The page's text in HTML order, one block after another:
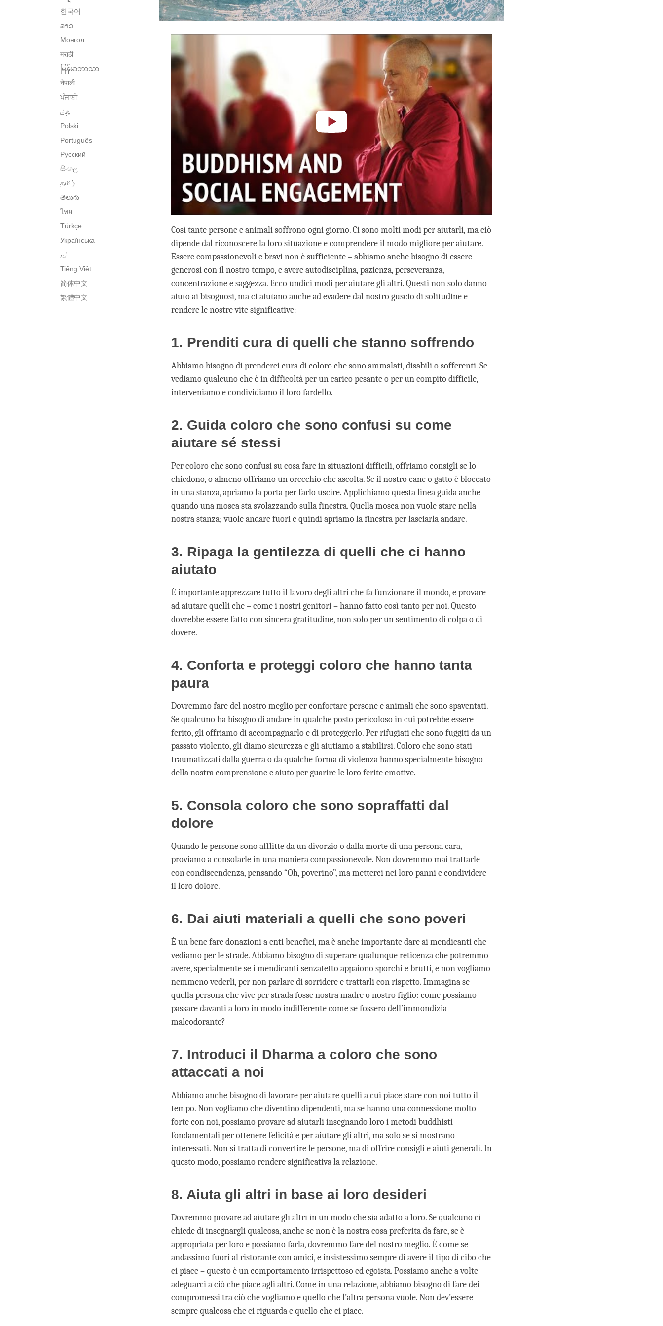
한국어
ລາວ
Монгол
मराठी
မြန်မာဘာသာ
नेपाली
ਪੰਜਾਬੀ
پنجابی
Polski
Português
Русский
සිංහල
தமிழ்
తెలుగు
ไทย
Türkçe
Українська
اُردو
Tiếng Việt
简体中文
繁體中文
Così tante persone e animali soffrono ogni giorno. Ci sono molti modi per aiutarli, ma ciò
dipende dal riconoscere la loro situazione e comprendere il modo migliore per aiutare.
Essere compassionevoli e bravi non è sufficiente – abbiamo anche bisogno di essere
generosi con il nostro tempo, e avere autodisciplina, pazienza, perseveranza,
concentrazione e saggezza. Ecco undici modi per aiutare gli altri. Questi non solo danno
aiuto ai bisognosi, ma ci aiutano anche ad evadere dal nostro guscio di solitudine e
rendere le nostre vite significative:
1. Prenditi cura di quelli che stanno soffrendo
Abbiamo bisogno di prenderci cura di coloro che sono ammalati, disabili o sofferenti. Se
vediamo qualcuno che è in difficoltà per un carico pesante o per un compito difficile,
interveniamo e condividiamo il loro fardello.
2. Guida coloro che sono confusi su come
aiutare sé stessi
Per coloro che sono confusi su cosa fare in situazioni difficili, offriamo consigli se lo
chiedono, o almeno offriamo un orecchio che ascolta. Se il nostro cane o gatto è bloccato
in una stanza, apriamo la porta per farlo uscire. Applichiamo questa linea guida anche
quando una mosca sta svolazzando sulla finestra. Quella mosca non vuole stare nella
nostra stanza; vuole andare fuori e quindi apriamo la finestra per lasciarla andare.
3. Ripaga la gentilezza di quelli che ci hanno
aiutato
È importante apprezzare tutto il lavoro degli altri che fa funzionare il mondo, e provare
ad aiutare quelli che – come i nostri genitori – hanno fatto così tanto per noi. Questo
dovrebbe essere fatto con sincera gratitudine, non solo per un sentimento di colpa o di
dovere.
4. Conforta e proteggi coloro che hanno tanta
paura
Dovremmo fare del nostro meglio per confortare persone e animali che sono spaventati.
Se qualcuno ha bisogno di andare in qualche posto pericoloso in cui potrebbe essere
ferito, gli offriamo di accompagnarlo e di proteggerlo. Per rifugiati che sono fuggiti da un
passato violento, gli diamo sicurezza e gli aiutiamo a stabilirsi. Coloro che sono stati
traumatizzati dalla guerra o da qualche forma di violenza hanno specialmente bisogno
della nostra comprensione e aiuto per guarire le loro ferite emotive.
5. Consola coloro che sono sopraffatti dal
dolore
Quando le persone sono afflitte da un divorzio o dalla morte di una persona cara,
proviamo a consolarle in una maniera compassionevole. Non dovremmo mai trattarle
con condiscendenza, pensando “Oh, poverino”, ma metterci nei loro panni e condividere
il loro dolore.
6. Dai aiuti materiali a quelli che sono poveri
È un bene fare donazioni a enti benefici, ma è anche importante dare ai mendicanti che
vediamo per le strade. Abbiamo bisogno di superare qualunque reticenza che potremmo
avere, specialmente se i mendicanti senzatetto appaiono sporchi e brutti, e non vogliamo
nemmeno vederli, per non parlare di sorridere e trattarli con rispetto. Immagina se
quella persona che vive per strada fosse nostra madre o nostro figlio: come possiamo
passare davanti a loro in modo indifferente come se fossero dell’immondizia
maleodorante?
7. Introduci il Dharma a coloro che sono
attaccati a noi
Abbiamo anche bisogno di lavorare per aiutare quelli a cui piace stare con noi tutto il
tempo. Non vogliamo che diventino dipendenti, ma se hanno una connessione molto
forte con noi, possiamo provare ad aiutarli insegnando loro i metodi buddhisti
fondamentali per ottenere felicità e per aiutare gli altri, ma solo se si mostrano
interessati. Non si tratta di convertire le persone, ma di offrire consigli e aiuti generali. In
questo modo, possiamo rendere significativa la relazione.
8. Aiuta gli altri in base ai loro desideri
Dovremmo provare ad aiutare gli altri in un modo che sia adatto a loro. Se qualcuno ci
chiede di insegnargli qualcosa, anche se non è la nostra cosa preferita da fare, se è
appropriata per loro e possiamo farla, dovremmo fare del nostro meglio. È come se
andassimo fuori al ristorante con amici, e insistessimo sempre di avere il tipo di cibo che
ci piace – questo è un comportamento irrispettoso ed egoista. Possiamo anche a volte
adeguarci a ciò che piace agli altri. Come in una relazione, abbiamo bisogno di fare dei
compromessi tra ciò che vogliamo e quello che l’altra persona vuole. Non dev’essere
sempre qualcosa che ci riguarda e quello che ci piace.